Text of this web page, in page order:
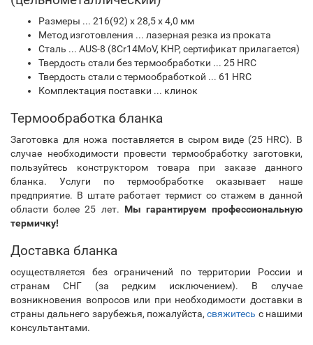
Размеры ... 216(92) х 28,5 х 4,0 мм
Метод изготовления ... лазерная резка из проката
Сталь ... AUS-8 (8Cr14MoV, КНР, сертификат прилагается)
Твердость стали без термообработки ... 25 HRC
Твердость стали с термообработкой ... 61 HRC
Комплектация поставки ... клинок
Термообработка бланка
Заготовка для ножа поставляется в сыром виде (25 HRC). В
случае необходимости провести термообработку заготовки,
пользуйтесь конструктором товара при заказе данного
бланка. Услуги по термообработке оказывает наше
предприятие. В штате работает термист со стажем в данной
области более 25 лет. Мы гарантируем профессиональную
термичку!
Доставка бланка
осуществляется без ограничений по территории России и
странам СНГ (за редким исключением). В случае
возникновения вопросов или при необходимости доставки в
страны дальнего зарубежья, пожалуйста,свяжитесь с нашими
консультантами.